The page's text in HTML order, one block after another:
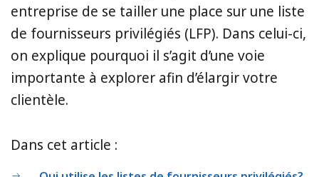
entreprise de se tailler une place sur une liste
de fournisseurs privilégiés (LFP). Dans celui-ci,
on explique pourquoi il s’agit d’une voie
importante à explorer afin d’élargir votre
clientèle.
Dans cet article :